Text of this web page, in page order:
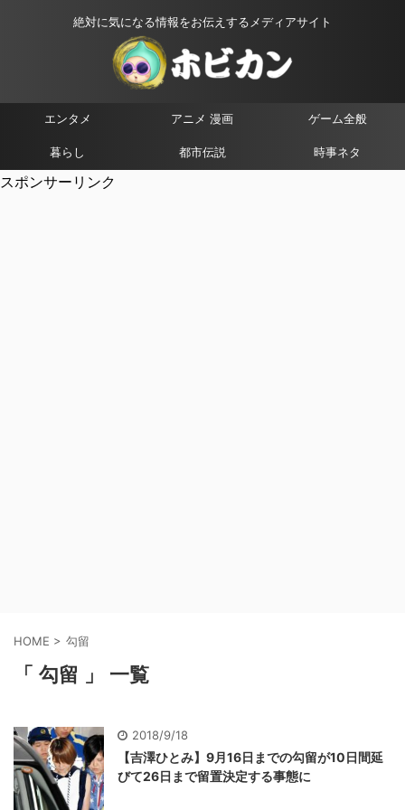
絶対に気になる情報をお伝えするメディアサイト
エンタメ アニメ 漫画 ゲーム全般
暮らし 都市伝説 時事ネタ
スポンサーリンク
HOME > 勾留
「 勾留 」 一覧
2018/9/18
【吉澤ひとみ】9月16日までの勾留が10日間延
びて26日まで留置決定する事態に